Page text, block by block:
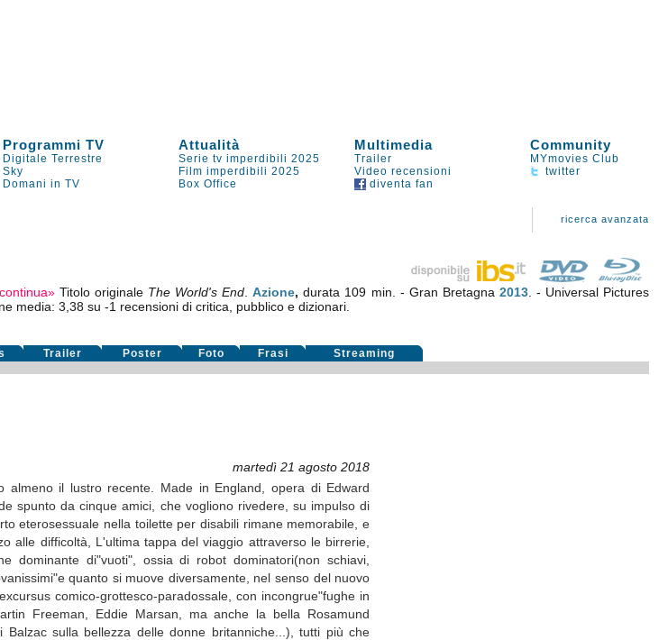
Programmi TV Attualità Multimedia Community
Digitale Terrestre Serie tv imperdibili 2025 Trailer
MYmovies Club
Sky Film imperdibili 2025 Video recensioni
twitter
Domani in TV Box Office diventa fan
ricerca avanzata
continua» Titolo originale The World's End .Azione,durata 109 min. - Gran Bretagna 2013 . - Universal Pictures
media: 3,38 su -1 recensioni di critica, pubblico e dizionari.
Trailer Poster Foto Frasi Streaming
martedì 21 agosto 2018
almeno il lustro recente. Made in England, opera di Edward
spunto da cinque amici, che vogliono rivedere, su impulso di
eterosessuale nella toilette per disabili rimane memorabile, e
alle difficoltà, L'ultima tappa del viaggio attraverso le birrerie,
dominante di"vuoti", ossia di robot dominatori(non schiavi,
quanto si muove diversamente, nel senso del nuovo
comico-grottesco-paradossale, con incongrue"fughe in
Freeman, Eddie Marsan, ma anche la bella Rosamund
sulla bellezza delle donne britanniche...), tutti più che